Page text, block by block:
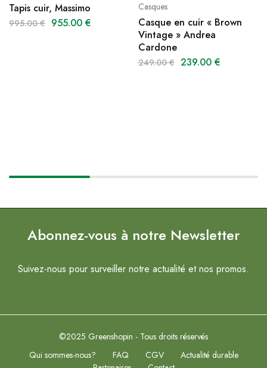
Tapis cuir, Massimo
995.00€ 955.00 €
Casques
Casque en cuir « Brown
Vintage » Andrea
Cardone
249.00€ 239.00 €
Abonnez-vous à notre Newsletter
Suivez-nous pour surveiller notre actualité et nos promos.
©2025 Greenshopin - Tous droits réservés
Qui sommes-nous?
FAQ CGV
Actualité durable